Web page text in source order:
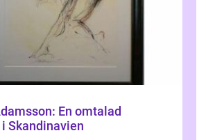
En omtalad
Skandinavien